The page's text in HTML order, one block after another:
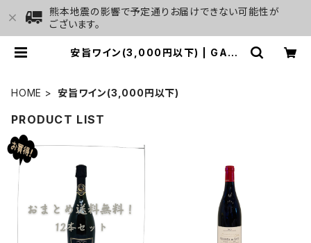
熊本地震の影響で予定通りお届けできない可能性が
ございます。
安旨ワイン(3,000円以下) | GALL
HOME 安旨ワイン(3,000円以下)
PRODUCT LIST